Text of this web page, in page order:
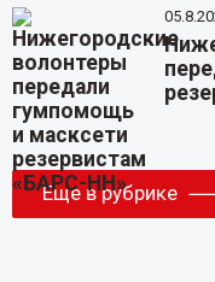
Еще в рубрике